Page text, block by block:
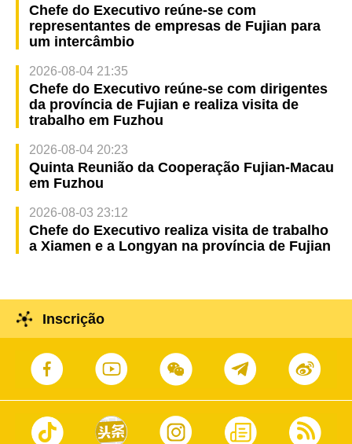
Chefe do Executivo reúne-se com
representantes de empresas de Fujian para
um intercâmbio
2026-08-04 21:35
Chefe do Executivo reúne-se com dirigentes
da província de Fujian e realiza visita de
trabalho em Fuzhou
2026-08-04 20:23
Quinta Reunião da Cooperação Fujian-Macau
em Fuzhou
2026-08-03 23:12
Chefe do Executivo realiza visita de trabalho
a Xiamen e a Longyan na província de Fujian
Inscrição